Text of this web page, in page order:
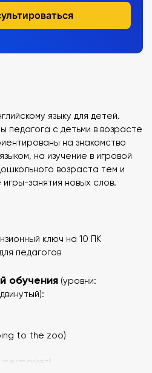
языку для детей.
педагога с детьми в возрасте
на знакомство
на изучение в игровой
возраста тем и
занятия новых слов.
ключ на 10 ПК
педагогов
обучения (уровни:
to the zoo)